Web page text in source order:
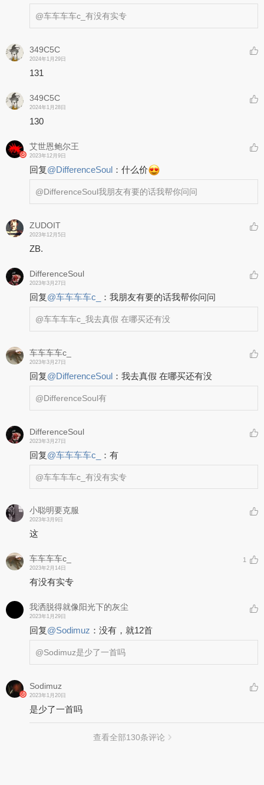
@车车车车c_ 有没有实专
349C5C
2024年1月29日
131
349C5C
2024年1月28日
130
艾世恩鲍尔王
2023年12月9日
回复@DifferenceSoul ： 什么价
@DifferenceSoul我朋友有要的话我帮你问问
ZUDOIT
2023年12月5日
ZB.
DifferenceSoul
2023年3月27日
回复@车车车车c_ ： 我朋友有要的话我帮你问问
@车车车车c_ 我去真假 在哪买还有没
车车车车c_
2023年3月27日
回复@DifferenceSoul ： 我去真假 在哪买还有没
@DifferenceSoul有
DifferenceSoul
2023年3月27日
回复@车车车车c_ ： 有
@车车车车c_ 有没有实专
小聪明要克服
2023年3月9日
这
车车车车c_
2023年2月14日
1
有没有实专
我洒脱得就像阳光下的灰尘
2023年1月29日
回复@Sodimuz ： 没有，就12首
@Sodimuz是少了一首吗
Sodimuz
2023年1月20日
是少了一首吗
查看全部130条评论